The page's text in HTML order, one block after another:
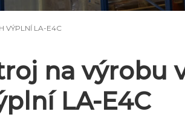
VÝPLNÍ LA-E4C
na výrobu
LA-E4C